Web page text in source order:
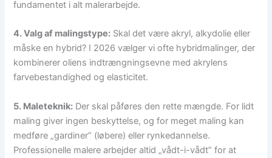
fundamentet i alt malerarbejde.
4. Valg af malingstype: Skal det være akryl, alkydolie eller
måske en hybrid? I 2026 vælger vi ofte hybridmalinger, der
kombinerer oliens indtrængningsevne med akrylens
farvebestandighed og elasticitet.
5. Maleteknik: Der skal påføres den rette mængde. For lidt
maling giver ingen beskyttelse, og for meget maling kan
medføre „gardiner” (løbere) eller rynkedannelse.
Professionelle malere arbejder altid „vådt-i-vådt” for at